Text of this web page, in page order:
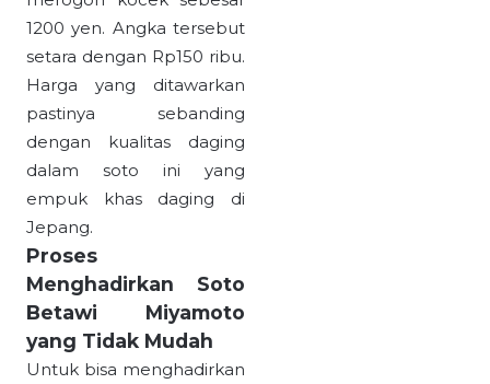
1200 yen. Angka tersebut
setara dengan Rp150 ribu.
Harga yang ditawarkan
pastinya sebanding
dengan kualitas daging
dalam soto ini yang
empuk khas daging di
Jepang.
Proses
Menghadirkan Soto
Betawi Miyamoto
yang Tidak Mudah
Untuk bisa menghadirkan